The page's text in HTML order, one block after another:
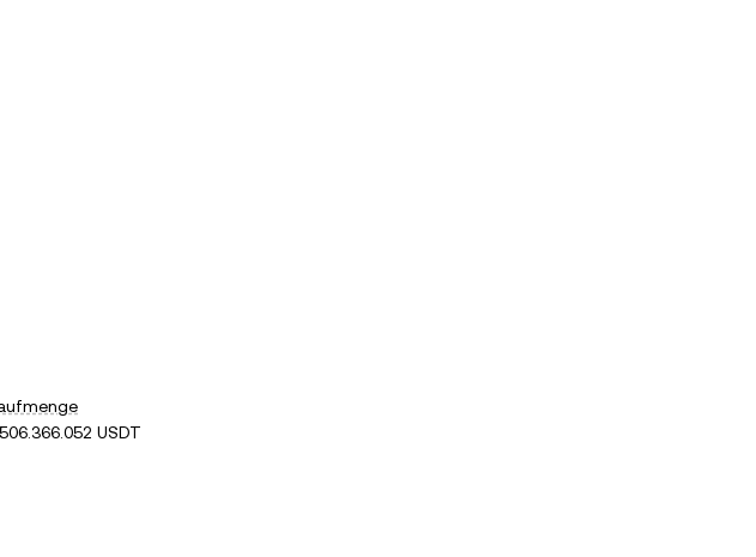
USDT